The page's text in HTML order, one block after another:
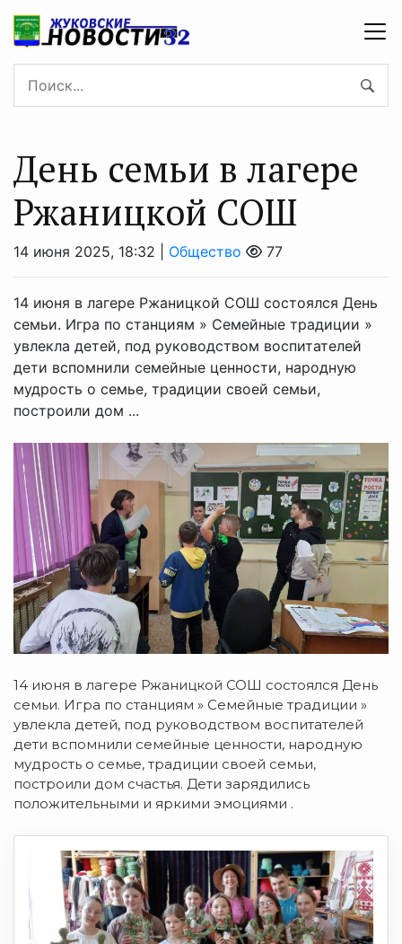
День семьи в лагере
Ржаницкой СОШ
14 июня 2025, 18:32 | Общество 77
14 июня в лагере Ржаницкой СОШ состоялся День
семьи. Игра по станциям » Семейные традиции »
увлекла детей, под руководством воспитателей
дети вспомнили семейные ценности, народную
мудрость о семье, традиции своей семьи,
построили дом ...
14 июня в лагере Ржаницкой СОШ состоялся День
семьи. Игра по станциям » Семейные традиции »
увлекла детей, под руководством воспитателей
дети вспомнили семейные ценности, народную
мудрость о семье, традиции своей семьи,
построили дом счастья. Дети зарядились
положительными и яркими эмоциями .